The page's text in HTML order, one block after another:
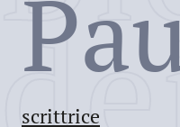
scrittrice